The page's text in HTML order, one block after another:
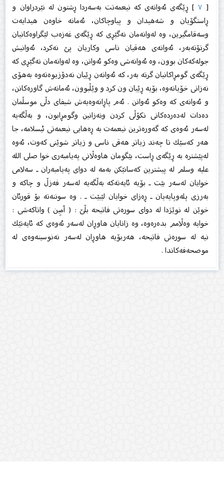
[ ٧] ڕێگەی ئەوانەی كە نیعمەتت بەسەردا ڕشتون لە نێردراوان و
ڕاستگۆیان و شەهیدان و پیاوچاكان، ئەمانە خاوەن هیدایەت
وسەقامگیرین، وە لەوانەمان نەگێڕی كە ڕێگەی غەزەب لێگراوەكانیان
گرتۆتەبەر، ئەوانەی هەقیان ناسی وكاریان پێ نەكرد، ئەوانیش
جولەكەكان بوون، وە ئەوانەشی وەكو ئەوانن، وە لەوانەمان نەگێڕی كە
ڕێگەی گومڕاكانیان گرتە بەر، كە ئەوانەن ڕێیان نەدۆزیوەتەوە بەهۆی
نەزانی خۆیانەوە، بۆیە ڕێیان ون كرد و وێڵبوون، ئەمانەش گاورەكانن،
و ئەوانەی كە وەكو ئەوانن . ئەم پاڕانەوەیەش شیفای دڵی موسڵمان
دەدات لەدەردەكانی نكۆڵی كردن ونەزانین وگومڕابون، و بەڵگەیە
لەسەر ئەوەی كە گەورەترین نیعمەت بە ڕەهایی نیعمەتی ئیسلامە، جا
هەر كەسێك تا چەند زیاتر هەقی ناسی و زیاتر شوێنی كەوت، ئەوە
لەپێشترە بە ڕێگەی ڕاست، بێگومان هاوەڵانی پەیامبەری خوا صلى الله
عليه وسلم لە پیشترین كەسانێكن بەمە لە دوای پەیامبەران ـ سەلامی
خوایان لەسەر بێت ـ بۆیە ئایەتەكە بەڵگەیە لەسەر فەزڵ و چاكە و
بەرزی پلەوپایەیان ـ ڕەزای خوایان لێبێت ـ . وە سوننەتە بۆ قورئان
خوێن لە نوێژدا لە دوای سورەتی فاتیحە بڵێ : ( آمِين ) واتاكەشی :
خوایە وەڵامم بدەرەوە، وە زانایان هاوڕان لەسەر ئەوەی كە ئایەتێك
نیە لە سورەتی فاتیحە، هەربۆیە هاوڕان لەسەر نەنوسینەوەی لە
موصحەفەكاندا .